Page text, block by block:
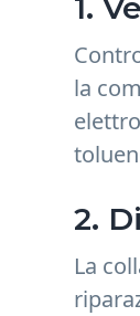
1.
la
2.
La